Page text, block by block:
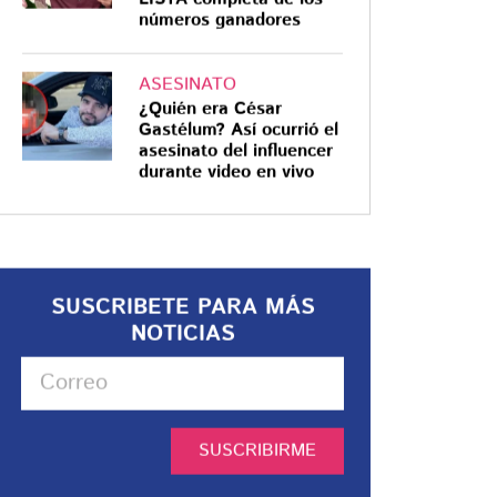
números ganadores
ASESINATO
¿Quién era César
Gastélum? Así ocurrió el
asesinato del influencer
durante video en vivo
SUSCRIBETE PARA MÁS
NOTICIAS
SUSCRIBIRME